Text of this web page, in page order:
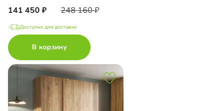
141 450 248 160
Доступно для доставки
В корзину